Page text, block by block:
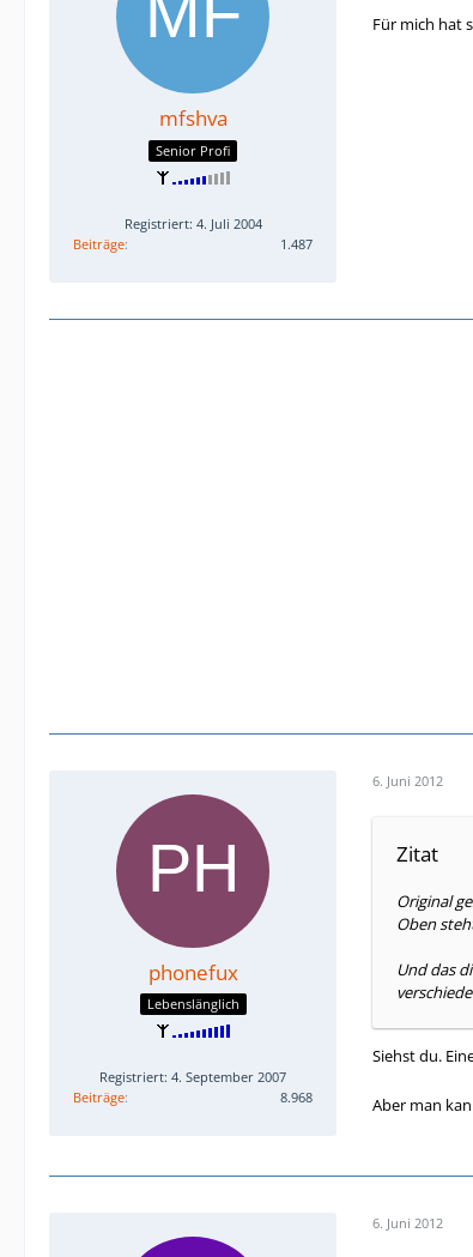
mfshva
Senior Profi
Registriert: 4. Juli 2004
Beiträge
1.487
Für mich hat
phonefux
Lebenslänglich
Registriert: 4. September 2007
Beiträge
8.968
6. Juni 2012
Zitat
Original
Oben
Und das
Siehst du.
Aber man
6. Juni 2012